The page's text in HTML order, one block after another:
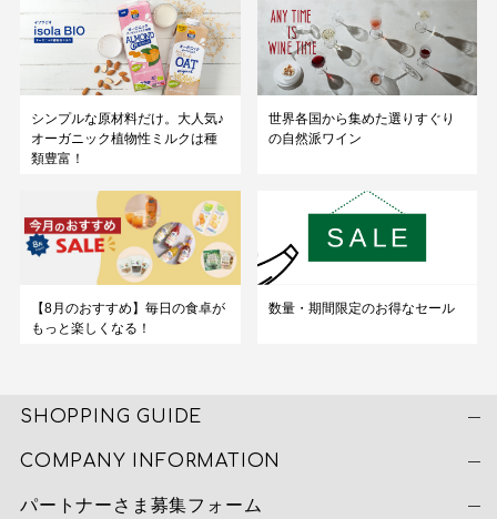
シンプルな原材料だけ。大人気♪
オーガニック植物性ミルクは種
類豊富！
世界各国から集めた選りすぐり
の自然派ワイン
【8月のおすすめ】毎日の食卓が
もっと楽しくなる！
数量・期間限定のお得なセール
SHOPPING GUIDE
COMPANY INFORMATION
パートナーさま募集フォーム